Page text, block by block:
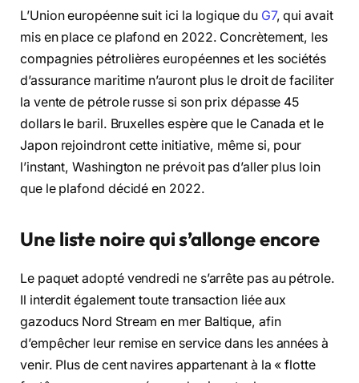
L’Union européenne suit ici la logique du G7, qui avait
mis en place ce plafond en 2022. Concrètement, les
compagnies pétrolières européennes et les sociétés
d’assurance maritime n’auront plus le droit de faciliter
la vente de pétrole russe si son prix dépasse 45
dollars le baril. Bruxelles espère que le Canada et le
Japon rejoindront cette initiative, même si, pour
l’instant, Washington ne prévoit pas d’aller plus loin
que le plafond décidé en 2022.
Une liste noire qui s’allonge encore
Le paquet adopté vendredi ne s’arrête pas au pétrole.
Il interdit également toute transaction liée aux
gazoducs Nord Stream en mer Baltique, afin
d’empêcher leur remise en service dans les années à
venir. Plus de cent navires appartenant à la « flotte